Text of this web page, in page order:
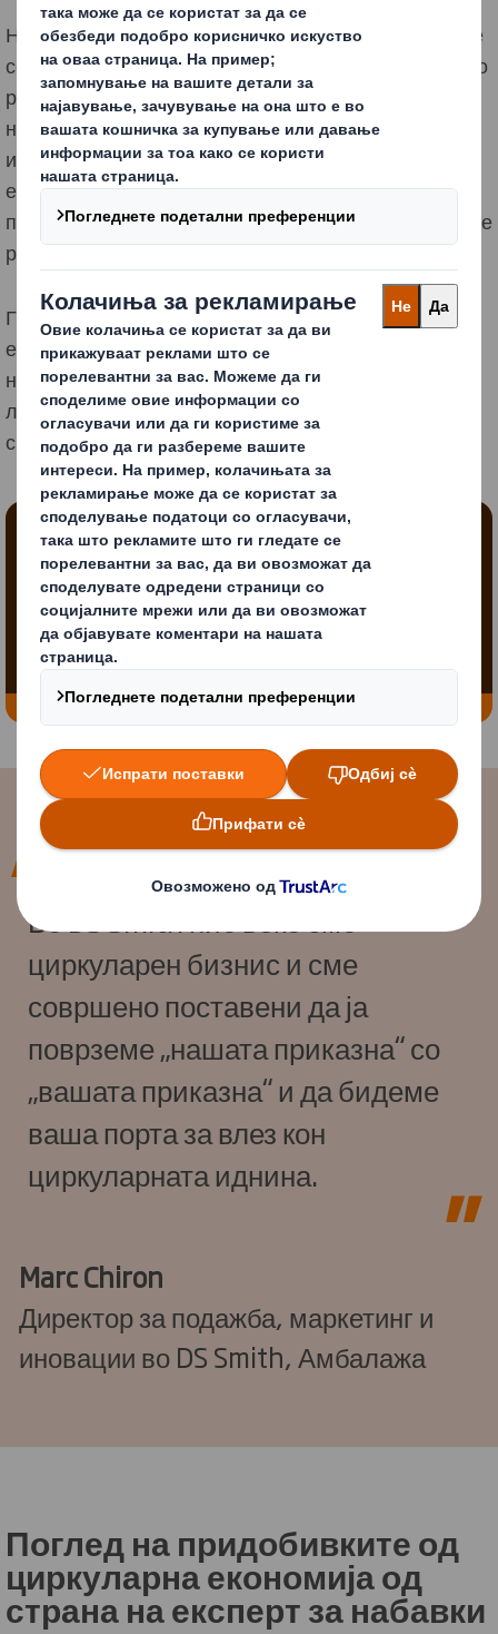
Нашите клиенти за пакување на глобално ниво веќе
се ангажираат заедно со нас за циркуларноста - иако
разговорите не мора секогаш да започнуваат во таа
насока..Иако нема сите бизниси да имаат мерливи
индикатори базирани на самата циркуларна
економија, тие имаат стратешки, финансиски,
продажни и оперативни цели, цели кои циркуларните
решенија можат да им помогнат да ги исполнат.
Ги разгледавме придобивките од циркуларната
економија од сите аспекти. Со споделување на
нашата експертиза, можеме да им помогнеме на
луѓето од вашата компанија да исполнат широк
спектар на предизвици и цели.
Блокирана содржина
За да го видите ова видео, мора да се пријавите
за „функционалните“ колачиња
Во DS Smith ние веќе сме
циркуларен бизнис и сме
совршено поставени да ја
поврземе „нашата приказна“ со
„вашата приказна“ и да бидеме
ваша порта за влез кон
циркуларната иднина.
Marc Chiron
Директор за подажба, маркетинг и
иновации во DS Smith, Амбалажа
Поглед на придобивките од
циркуларна економија од
страна на експерт за набавки